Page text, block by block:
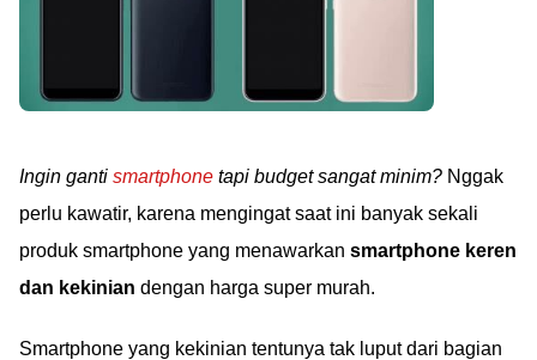
Ingin ganti smartphone tapi budget sangat minim? Nggak
perlu kawatir, karena mengingat saat ini banyak sekali
produk smartphone yang menawarkan smartphone keren
dan kekinian dengan harga super murah.
Smartphone yang kekinian tentunya tak luput dari bagian